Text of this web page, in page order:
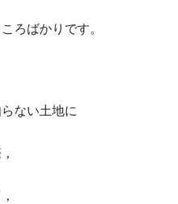
ろばかりです。
ない土地に